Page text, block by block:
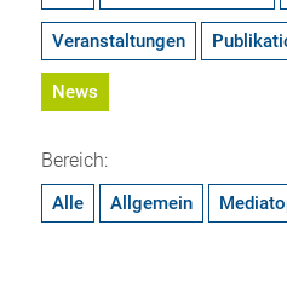
Veranstaltungen
News
Bereich:
Alle Allgemein